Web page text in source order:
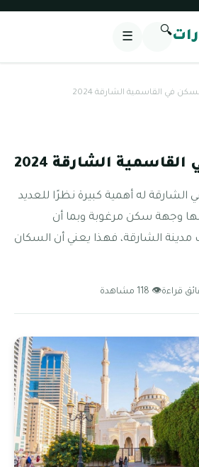
🔍
☰
في القاسمية الشارقة 2024
الشارقة 2024
له أهمية كبيرة نظرًا للعديد
وجهة سكن مرغوبة وبما أن
الشارقة، فهذا يعني أن السكان
👁 118 مشاهدة